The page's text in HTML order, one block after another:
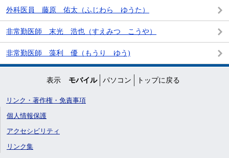
外科医員 藤原 佑太（ふじわら ゆうた）
非常勤医師 末光 浩也（すえみつ こうや）
非常勤医師 藻利 優（もうり ゆう)
表示 モバイル パソコン トップに戻る
リンク・著作権・免責事項
個人情報保護
アクセシビリティ
リンク集